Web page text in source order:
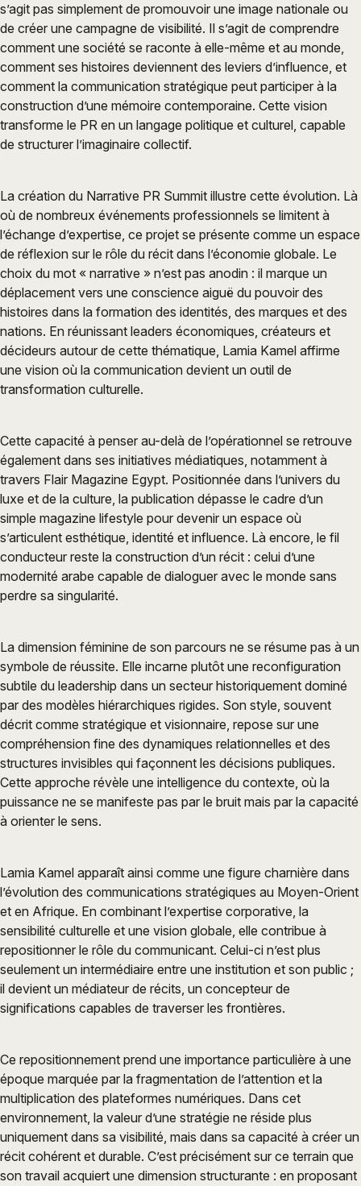
s’agit pas simplement de promouvoir une image nationale ou
de créer une campagne de visibilité. Il s’agit de comprendre
comment une société se raconte à elle-même et au monde,
comment ses histoires deviennent des leviers d’influence, et
comment la communication stratégique peut participer à la
construction d’une mémoire contemporaine. Cette vision
transforme le PR en un langage politique et culturel, capable
de structurer l’imaginaire collectif.
La création du Narrative PR Summit illustre cette évolution. Là
où de nombreux événements professionnels se limitent à
l’échange d’expertise, ce projet se présente comme un espace
de réflexion sur le rôle du récit dans l’économie globale. Le
choix du mot « narrative » n’est pas anodin : il marque un
déplacement vers une conscience aiguë du pouvoir des
histoires dans la formation des identités, des marques et des
nations. En réunissant leaders économiques, créateurs et
décideurs autour de cette thématique, Lamia Kamel affirme
une vision où la communication devient un outil de
transformation culturelle.
Cette capacité à penser au-delà de l’opérationnel se retrouve
également dans ses initiatives médiatiques, notamment à
travers Flair Magazine Egypt. Positionnée dans l’univers du
luxe et de la culture, la publication dépasse le cadre d’un
simple magazine lifestyle pour devenir un espace où
s’articulent esthétique, identité et influence. Là encore, le fil
conducteur reste la construction d’un récit : celui d’une
modernité arabe capable de dialoguer avec le monde sans
perdre sa singularité.
La dimension féminine de son parcours ne se résume pas à un
symbole de réussite. Elle incarne plutôt une reconfiguration
subtile du leadership dans un secteur historiquement dominé
par des modèles hiérarchiques rigides. Son style, souvent
décrit comme stratégique et visionnaire, repose sur une
compréhension fine des dynamiques relationnelles et des
structures invisibles qui façonnent les décisions publiques.
Cette approche révèle une intelligence du contexte, où la
puissance ne se manifeste pas par le bruit mais par la capacité
à orienter le sens.
Lamia Kamel apparaît ainsi comme une figure charnière dans
l’évolution des communications stratégiques au Moyen-Orient
et en Afrique. En combinant l’expertise corporative, la
sensibilité culturelle et une vision globale, elle contribue à
repositionner le rôle du communicant. Celui-ci n’est plus
seulement un intermédiaire entre une institution et son public ;
il devient un médiateur de récits, un concepteur de
significations capables de traverser les frontières.
Ce repositionnement prend une importance particulière à une
époque marquée par la fragmentation de l’attention et la
multiplication des plateformes numériques. Dans cet
environnement, la valeur d’une stratégie ne réside plus
uniquement dans sa visibilité, mais dans sa capacité à créer un
récit cohérent et durable. C’est précisément sur ce terrain que
son travail acquiert une dimension structurante : en proposant